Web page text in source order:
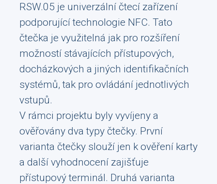
RSW.05 je univerzální čtecí zařízení
podporující technologie NFC. Tato
čtečka je využitelná jak pro rozšíření
možností stávajících přístupových,
docházkových a jiných identifikačních
systémů, tak pro ovládání jednotlivých
vstupů.
V rámci projektu byly vyvíjeny a
ověřovány dva typy čtečky. První
varianta čtečky slouží jen k ověření karty
a další vyhodnocení zajišťuje
přístupový terminál. Druhá varianta